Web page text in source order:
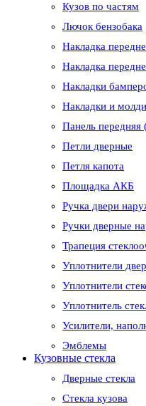
Кузов по частям
Лючок бензобака
Накладка
Накладка
Накладки
Накладки и
Панель передняя
Петли дверные
Петля капота
Площадка АКБ
Ручка двери
Ручки дверные
Трапеция
Уплотнители
Уплотнители
Уплотнитель
Усилители,
Эмблемы
Кузовные стекла
Дверные стекла
Стекла кузова